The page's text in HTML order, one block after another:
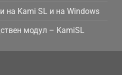
на Kami SL и на Windows
модул – KamiSL